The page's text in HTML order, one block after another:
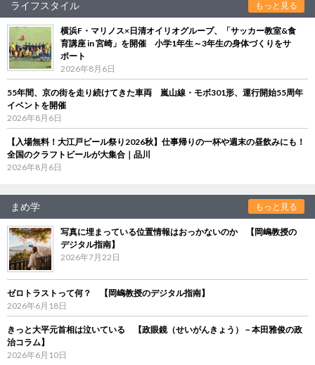
ライフスタイル もっと見る
横浜F・マリノス×日清オイリオグループ、「サッカー教室&食
育講座 in 宮崎」を開催 小学1年生～3年生の身体づくりをサ
ポート
2026年8月6日
55年間、京の街を走り続けてきた車両 嵐山線・モボ301形、運行開始55周年
イベントを開催
2026年8月6日
【入場無料！大江戸ビール祭り2026秋】仕事帰りの一杯や週末の昼飲みにも！
全国のクラフトビールが大集合｜品川
2026年8月6日
まめ学 もっと見る
写真に埋まっている位置情報はおっかないのか 【岡嶋教授の
デジタル指南】
2026年7月22日
ゼロトラストって何？ 【岡嶋教授のデジタル指南】
2026年6月18日
きっと大平元首相は泣いている 【政眼鏡（せいがんきょう）－本田雅俊の政
治コラム】
2026年6月10日